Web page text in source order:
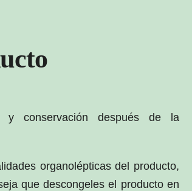
y conservación después de la
organolépticas del producto,
que descongeles el producto en